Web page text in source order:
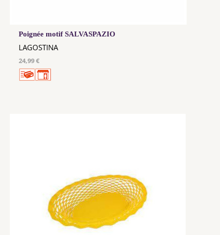
Poignée motif SALVASPAZIO
LAGOSTINA
24,99 €